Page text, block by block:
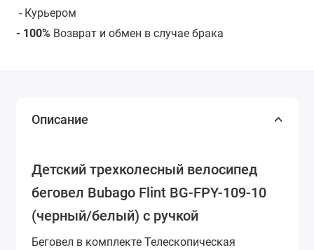
- Курьером
- 100% Возврат и обмен в случае брака
Описание
Детский трехколесный велосипед
беговел Bubago Flint BG-FPY-109-10
(черный/белый) с ручкой
Беговел в комплекте Телескопическая